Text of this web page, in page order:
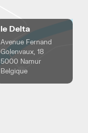
le Delta
Avenue Fernand
Golenvaux, 18
5000 Namur
Belgique